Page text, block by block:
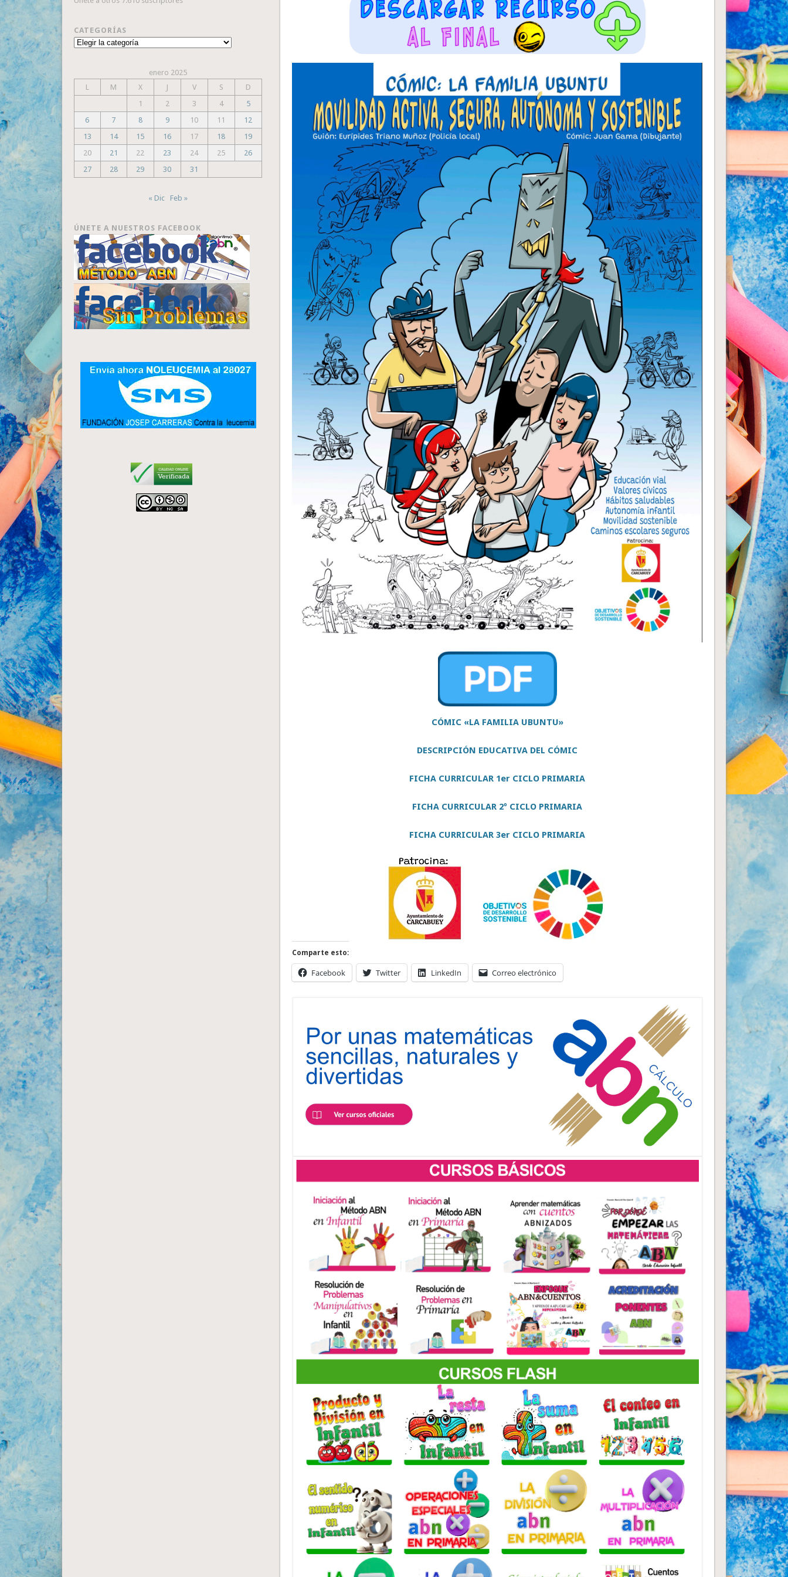
CÓMIC «LA FAMILIA UBUNTU»
DESCRIPCIÓN EDUCATIVA DEL CÓMIC
FICHA CURRICULAR 1er CICLO PRIMARIA
FICHA CURRICULAR 2º CICLO PRIMARIA
FICHA CURRICULAR 3er CICLO PRIMARIA
Comparte esto:
Facebook Twitter LinkedIn Correo electrónico
CATEGORÍAS
Categorías
enero 2025
L
M X J V S
D
1
2 3 4
5
6
7 8 9 10 11
12
13
14 15 16 17 18
19
20
21 22 23 24 25
26
27
28 29 30 31
« Dic Feb »
ÚNETE A NUESTROS FACEBOOK